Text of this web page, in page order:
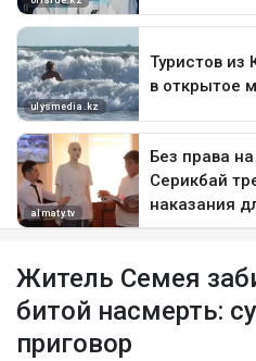
Житель Семея
битой насмерть:
приговор